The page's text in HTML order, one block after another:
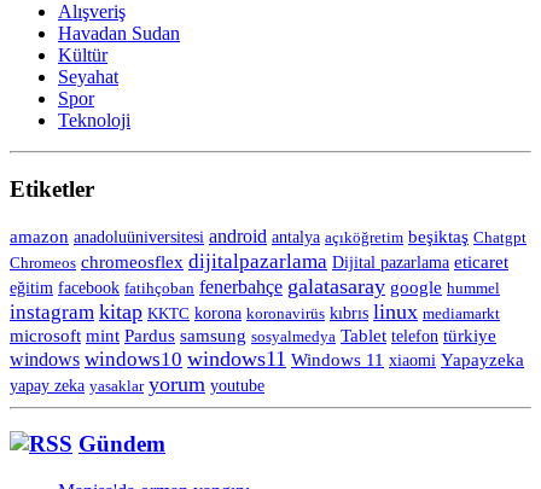
Alışveriş
Havadan Sudan
Kültür
Seyahat
Spor
Teknoloji
Etiketler
amazon anadoluüniversitesi android antalya açıköğretim beşiktaş Chatgpt
Chromeos chromeosflex dijitalpazarlama Dijital pazarlama eticaret
eğitim facebook fatihçoban fenerbahçe galatasaray google hummel
instagram kitap KKTC korona koronavirüs kıbrıs linux mediamarkt
microsoft mint Pardus samsung sosyalmedya Tablet telefon türkiye
windows windows10 windows11 Windows 11 xiaomi Yapayzeka
yapay zeka yasaklar yorum youtube
Gündem